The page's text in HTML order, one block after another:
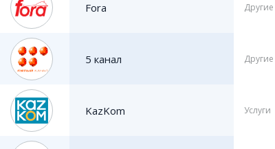
Fora Другие
5 канал Другие
KazKom Услуги